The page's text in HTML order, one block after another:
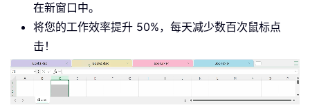
在新窗口中。
将您的工作效率提升 50%，每天减少数百次鼠标点
击！